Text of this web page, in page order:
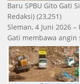
Baru SPBU Gito Gati
Redaksi) (23,251)
Sleman, 4 Juni 2026
Gati membawa angin